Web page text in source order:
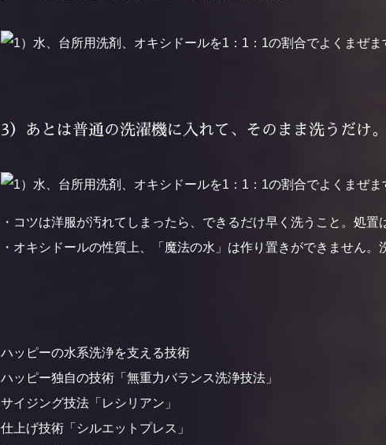
3）あとは普通の洗濯機に入れて、そのまま洗うだけ
・コツは洋服が汚れてしまったら、できるだけ早く洗うこと。処置
・オキシドールの性質上、「魔法の水」は作り置きができません。
ハッピーの水系洗浄を支える技術
ハッピー独自の技術「無重力バランス洗浄技法」
サイジング技法「レシリアン」
仕上げ技術「シルエットプレス」